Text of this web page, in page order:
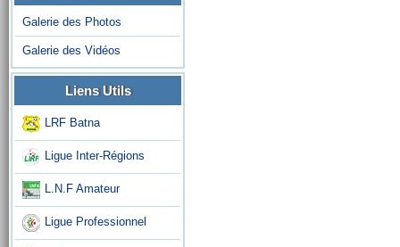
Galerie des Photos
Galerie des Vidéos
Liens Utils
LRF Batna
Ligue Inter-Régions
L.N.F Amateur
Ligue Professionnel